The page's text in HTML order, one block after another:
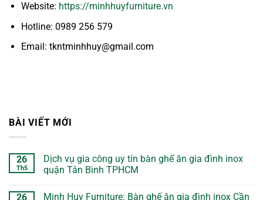
Website: https://minhhuyfurniture.vn
Hotline: 0989 256 579
Email: tkntminhhuy@gmail.com
BÀI VIẾT MỚI
26
Th5
Dịch vụ gia công uy tín bàn ghế ăn gia đình inox
quận Tân Bình TPHCM
26
Minh Huy Furniture: Bàn ghế ăn gia đình inox Cần